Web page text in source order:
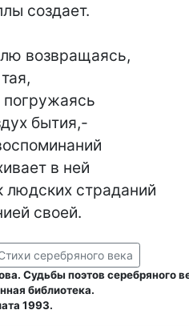
создает.
возвращаясь,
бытия,-
в ней
людских страданий
своей.
серебряного века
Судьбы поэтов серебряного
библиотека.
1993.